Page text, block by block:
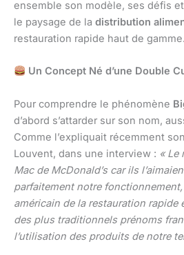
ensemble son modèle, ses défis
le paysage de la distribution
restauration rapide haut de gamme.
Un Concept Né d’une Double
Pour comprendre le phénomène
d’abord s’attarder sur son nom,
Comme l’expliquait récemment
Louvent, dans une interview : « Le
Mac de McDonald’s car ils
parfaitement notre fonctionnement,
américain de la restauration rapide
des plus traditionnels prénoms
l’utilisation des produits de notre